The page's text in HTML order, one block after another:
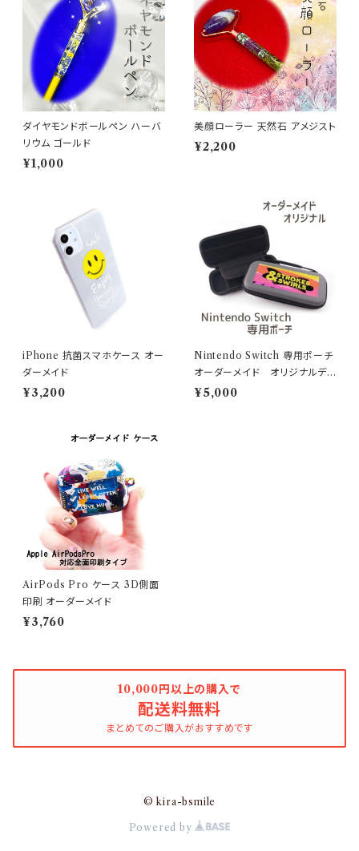
ダイヤモンドボールペン ハーバ
リウム ゴールド
¥1,000
美顔ローラー 天然石 アメジスト
¥2,200
iPhone 抗菌スマホケース オー
ダーメイド
¥3,200
Nintendo Switch 専用ポーチ
オーダーメイド オリジナルデ
ザイン
¥5,000
AirPods Pro ケース 3D側面
印刷 オーダーメイド
¥3,760
10,000円以上の購入で
配送料無料
まとめてのご購入がおすすめです
© kira-bsmile
Powered by